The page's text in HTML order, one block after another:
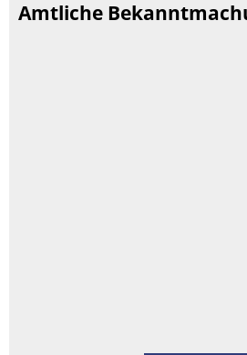
Amtliche